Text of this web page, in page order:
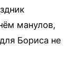
манулов,
Бориса не